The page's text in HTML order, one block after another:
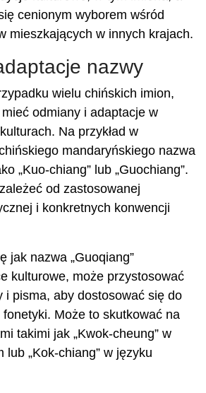
cenionym wyborem wśród
mieszkających w innych krajach.
nazwy
wielu chińskich imion,
mieć odmiany i adaptacje w
Na przykład w
mandaryńskiego nazwa
„Kuo-chiang” lub „Guochiang”.
od zastosowanej
i konkretnych konwencji
jak nazwa „Guoqiang”
kulturowe, może przystosować
i pisma, aby dostosować się do
Może to skutkować na
takimi jak „Kwok-cheung” w
lub „Kok-chiang” w języku